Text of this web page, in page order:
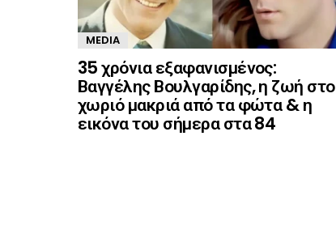
MEDIA
35 χρόνια εξαφανισμένος:
Βαγγέλης Βουλγαρίδης, η ζωή στο
χωριό μακριά από τα φώτα & η
εικόνα του σήμερα στα 84